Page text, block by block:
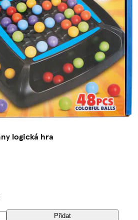
logická hra
Přidat